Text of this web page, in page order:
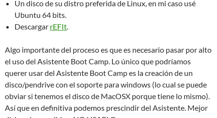
Un disco de su distro preferida de Linux, en mi caso usé
Ubuntu 64 bits.
Descargar rEFIt.
Algo importante del proceso es que es necesario pasar por alto
el uso del Asistente Boot Camp. Lo único que podríamos
querer usar del Asistente Boot Camp es la creación de un
disco/pendrive con el soporte para windows (lo cual se puede
obviar si tenemos el disco de MacOSX porque tiene lo mismo).
Así que en definitiva podemos prescindir del Asistente. Mejor